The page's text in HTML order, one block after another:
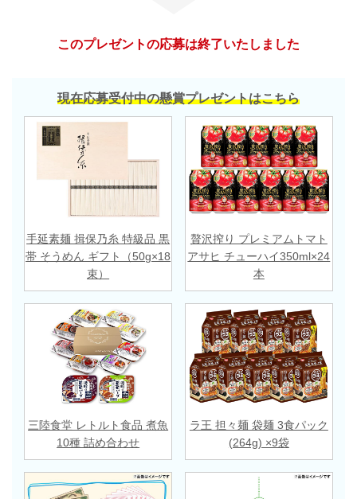
このプレゼントの応募は終了いたしました
現在応募受付中の懸賞プレゼントはこちら
手延素麺 揖保乃糸 特級品 黒
帯 そうめん ギフト（50g×18
束）
贅沢搾り プレミアムトマト
アサヒ チューハイ350ml×24
本
三陸食堂 レトルト食品 煮魚
10種 詰め合わせ
ラ王 担々麺 袋麺 3食パック
(264g) ×9袋